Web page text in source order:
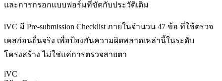
และการกรอกแบบฟอร์มที่ขัดกับประวัติเดิม
iVC มี Pre-submission Checklist ภายในจำนวน 47 ข้อ ที่ใช้ตรวจ
เคสก่อนยื่นจริง เพื่อป้องกันความผิดพลาดเหล่านี้ในระดับ
โครงสร้าง ไม่ใช่แค่การตรวจสายตา
iVC